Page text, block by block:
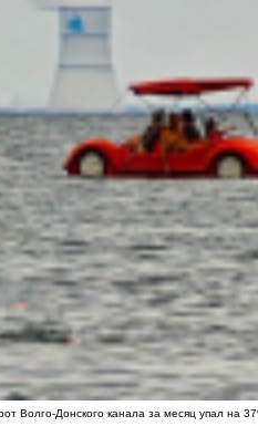
Волго-Донского канала за месяц упал на